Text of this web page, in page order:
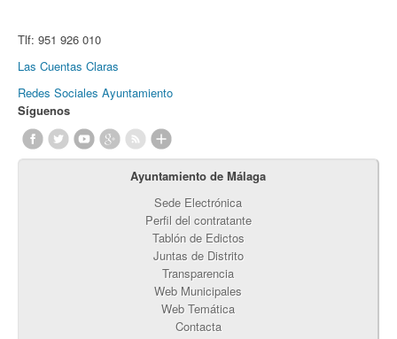
Tlf: 951 926 010
Las Cuentas Claras
Redes Sociales Ayuntamiento
Síguenos
Ayuntamiento de Málaga
Sede Electrónica
Perfil del contratante
Tablón de Edictos
Juntas de Distrito
Transparencia
Web Municipales
Web Temática
Contacta